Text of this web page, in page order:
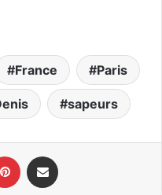
France Paris
sapeurs